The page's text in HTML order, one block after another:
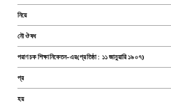
নিয়ে
নৌ ঔষধ
পরাণচক শিক্ষানিকেতন-এর(প্রতিষ্ঠা : ১১ জানুয়ারি ১৯০৭)
প্র
হয়